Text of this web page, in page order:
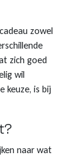
zowel
zich goed
wil
keuze, is bij
naar wat